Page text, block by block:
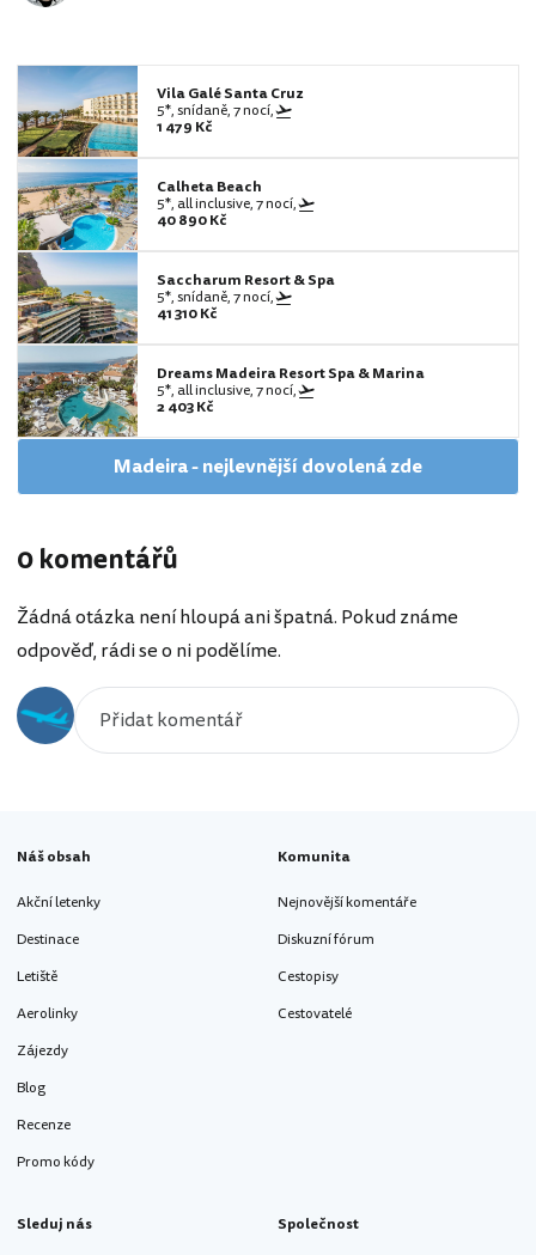
Vila Galé Santa Cruz
5*, snídaně, 7 nocí,
1 479 Kč
Calheta Beach
5*, all inclusive, 7 nocí,
40 890 Kč
Saccharum Resort & Spa
5*, snídaně, 7 nocí,
41 310 Kč
Dreams Madeira Resort Spa & Marina
5*, all inclusive, 7 nocí,
2 403 Kč
Madeira - nejlevnější dovolená zde
0 komentářů
Žádná otázka není hloupá ani špatná. Pokud známe
odpověď, rádi se o ni podělíme.
Náš obsah
Akční letenky
Destinace
Letiště
Aerolinky
Zájezdy
Blog
Recenze
Promo kódy
Komunita
Nejnovější komentáře
Diskuzní fórum
Cestopisy
Cestovatelé
Sleduj nás Společnost